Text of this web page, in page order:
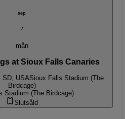
sep
7
mån
at Sioux Falls Canaries
SD, USASioux Falls Stadium (The
Birdcage)
Stadium (The Birdcage)
Slutsåld